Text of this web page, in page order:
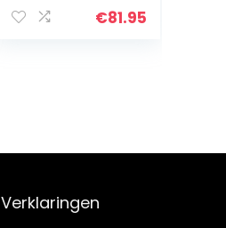
– 250mm –
€81.95
Verklaringen